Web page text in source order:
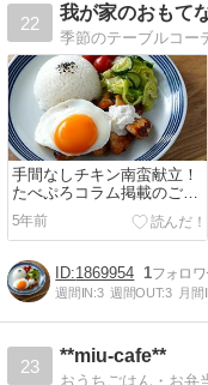
22
我が家のおもて
手間なしチキン南蛮献立！
たべぷろコラム掲載のご案
内
5年前
1869954 1
週間IN:3 週間OUT:3 月間
23
**miu-cafe**